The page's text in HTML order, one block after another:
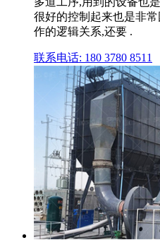
很好的控制起来也是非
作的逻辑关系,还要 .
联系电话: 180 3780 8511